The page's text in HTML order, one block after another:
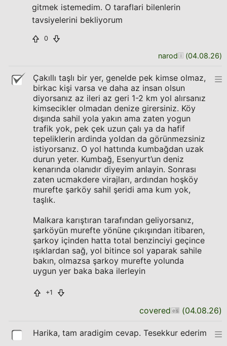
gitmek istemedim. O taraflari bilenlerin
tavsiyelerini bekliyorum
0
narod (04.08.26)
Çakıllı taşlı bir yer, genelde pek kimse olmaz,
birkac kişi varsa ve daha az insan olsun
diyorsanız az ileri az geri 1-2 km yol alırsanız
kimsecikler olmadan denize girersiniz. Köy
dışında sahil yola yakın ama zaten yogun
trafik yok, pek çek uzun çalı ya da hafif
tepeliklerin ardinda yoldan da görünmezsiniz
istiyorsanız. O yol hattında kumbağdan uzak
durun yeter. Kumbağ, Esenyurt’un deniz
kenarında olanıdır diyeyim anlayin. Sonrası
zaten ucmakdere virajları, ardından hoşköy
murefte şarköy sahil şeridi ama kum yok,
taşlık.
Malkara karıştıran tarafından geliyorsanız,
şarköyün murefte yönüne çıkışından itibaren,
şarkoy içinden hatta total benzinciyi geçince
ışıklardan sağ, yol bitince sol yaparak sahile
bakın, olmazsa şarkoy murefte yolunda
uygun yer baka baka ilerleyin
+1
covered (04.08.26)
Harika, tam aradigim cevap. Tesekkur ederim